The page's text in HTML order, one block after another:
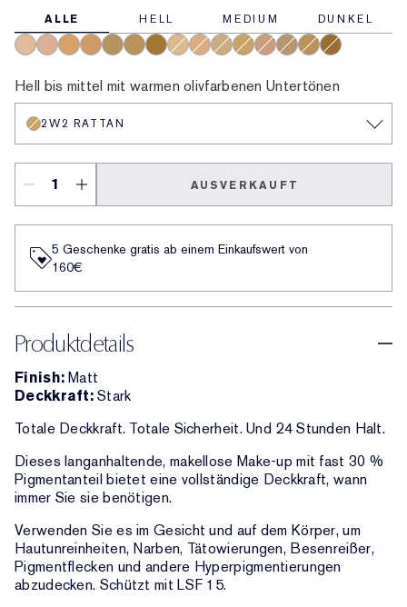
ALLE HELL MEDIUM DUNKEL
Hell bis mittel mit warmen olivfarbenen Untertönen
2W2 RATTAN
AUSVERKAUFT
5 Geschenke gratis ab einem Einkaufswert von
160€​
Produktdetails
Finish:Matt
Deckkraft:Stark
Totale Deckkraft. Totale Sicherheit. Und 24 Stunden Halt.
Dieses langanhaltende, makellose Make-up mit fast 30 %
Pigmentanteil bietet eine vollständige Deckkraft, wann
immer Sie sie benötigen.
Verwenden Sie es im Gesicht und auf dem Körper, um
Hautunreinheiten, Narben, Tätowierungen, Besenreißer,
Pigmentflecken und andere Hyperpigmentierungen
abzudecken. Schützt mit LSF 15.